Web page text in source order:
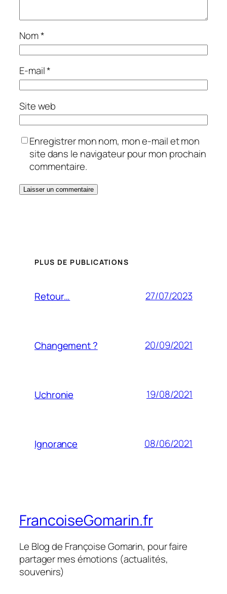
Nom*
E-mail*
Site web
Enregistrer mon nom, mon e-mail et mon
site dans le navigateur pour mon prochain
commentaire.
PLUS DE PUBLICATIONS
Retour… 27/07/2023
Changement ? 20/09/2021
Uchronie 19/08/2021
Ignorance 08/06/2021
FrancoiseGomarin.fr
Le Blog de Françoise Gomarin, pour faire
partager mes émotions (actualités,
souvenirs)